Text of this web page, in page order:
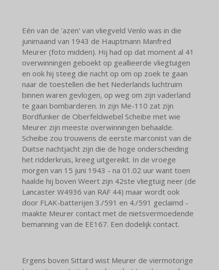
Eén van de 'azen' van vliegveld Venlo was in die
junimaand van 1943 de Hauptmann Manfred
Meurer (foto midden). Hij had op dat moment al 41
overwinningen geboekt op geallieerde vliegtuigen
en ook hij steeg die nacht op om op zoek te gaan
naar de toestellen die het Nederlands luchtruim
binnen waren gevlogen, op weg om zijn vaderland
te gaan bombarderen. In zijn Me-110 zat zijn
Bordfunker de Oberfeldwebel Scheibe met wie
Meurer zijn meeste overwinningen behaalde.
Scheibe zou trouwens de eerste marconist van de
Duitse nachtjacht zijn die de hoge onderscheiding
het ridderkruis, kreeg uitgereikt. In de vroege
morgen van 15 juni 1943 - na 01.02 uur want toen
haalde hij boven Weert zijn 42ste vliegtuig neer (de
Lancaster W4936 van RAF 44) maar wordt ook
door FLAK-batterijen 3./591 en 4./591 geclaimd -
maakte Meurer contact met de nietsvermoedende
bemanning van de EE167. Een dodelijk contact.
Ergens boven Sittard wist Meurer de viermotorige